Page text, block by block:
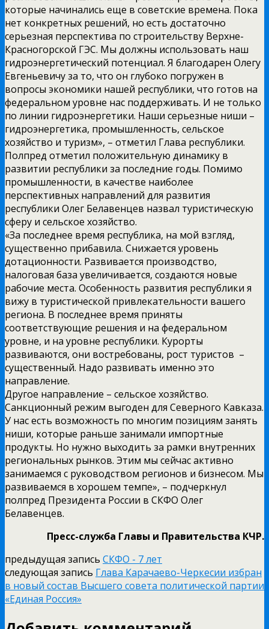
которые начинались еще в советские времена. Пока
нет конкретных решений, но есть достаточно
серьезная перспектива по строительству Верхне-
Красногорской ГЭС. Мы должны использовать наш
гидроэнергетический потенциал. Я благодарен Олегу
Евгеньевичу за то, что он глубоко погружен в
вопросы экономики нашей республики, что готов на
федеральном уровне нас поддерживать. И не только
по линии гидроэнергетики. Наши серьезные ниши –
гидроэнергетика, промышленность, сельское
хозяйство и туризм», – отметил Глава республики.
Полпред отметил положительную динамику в
развитии республики за последние годы. Помимо
промышленности, в качестве наиболее
перспективных направлений для развития
республики Олег Белавенцев назвал туристическую
сферу и сельское хозяйство.
«За последнее время республика, на мой взгляд,
существенно прибавила. Снижается уровень
дотационности. Развивается производство,
налоговая база увеличивается, создаются новые
рабочие места. Особенность развития республики я
вижу в туристической привлекательности вашего
региона. В последнее время приняты
соответствующие решения и на федеральном
уровне, и на уровне республики. Курорты
развиваются, они востребованы, рост туристов –
существенный. Надо развивать именно это
направление.
Другое направление – сельское хозяйство.
Санкционный режим выгоден для Северного Кавказа.
У нас есть возможность по многим позициям занять
ниши, которые раньше занимали импортные
продукты. Но нужно выходить за рамки внутренних
региональных рынков. Этим мы сейчас активно
занимаемся с руководством регионов и бизнесом. Мы
развиваемся в хорошем темпе», – подчеркнул
полпред Президента России в СКФО Олег
Белавенцев.
Пресс-служба Главы и Правительства КЧР.
предыдущая запись СКФО - 7 лет
следующая запись Глава Карачаево-Черкесии избран
в новый состав Высшего совета политической партии
«Единая Россия»